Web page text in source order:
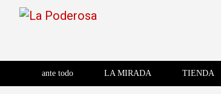
Saltar
La Poderosa
brazo literario del movimiento
La Poderosa
Revista de cultura villera, brazo literario del
ante todo LA MIRADA TIENDA